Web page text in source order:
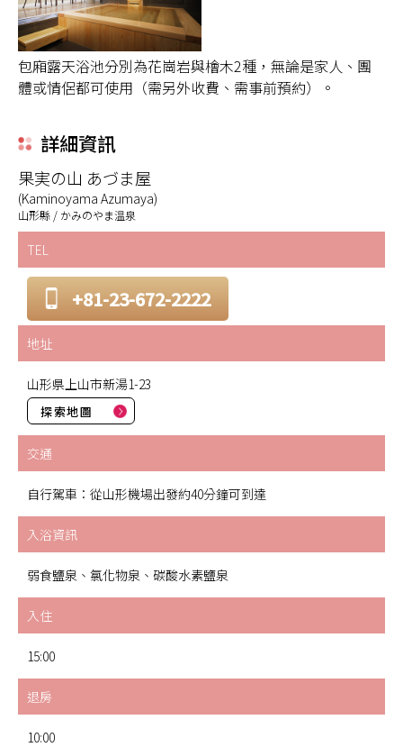
包廂露天浴池分別為花崗岩與檜木2種，無論是家人、團
體或情侶都可使用（需另外收費、需事前預約）。
詳細資訊
果実の山 あづま屋
(Kaminoyama Azumaya)
山形縣 / かみのやま温泉
TEL
+81-23-672-2222
地址
山形県上山市新湯1-23
探索地圖
交通
自行駕車：從山形機場出發約40分鐘可到達
入浴資訊
弱食鹽泉、氯化物泉、碳酸水素鹽泉
入住
15:00
退房
10:00